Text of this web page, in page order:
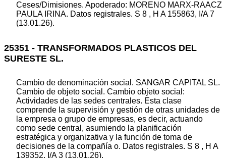
Ceses/Dimisiones. Apoderado: MORENO MARX-RAACZ
PAULA IRINA. Datos registrales. S 8 , H A 155863, I/A 7
(13.01.26).
25351 - TRANSFORMADOS PLASTICOS DEL
SURESTE SL.
Cambio de denominación social. SANGAR CAPITAL SL.
Cambio de objeto social. Cambio objeto social:
Actividades de las sedes centrales. Esta clase
comprende la supervisión y gestión de otras unidades de
la empresa o grupo de empresas, es decir, actuando
como sede central, asumiendo la planificación
estratégica y organizativa y la función de toma de
decisiones de la compañía o. Datos registrales. S 8 , H A
139352, I/A 3 (13.01.26).